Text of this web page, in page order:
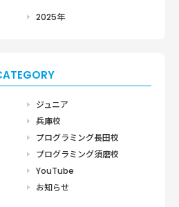
2025年
ジュニア
兵庫校
プログラミング長田校
プログラミング須磨校
YouTube
お知らせ